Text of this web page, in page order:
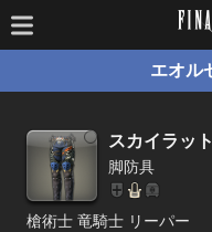
エオル
スカイラッ
脚防具
槍術士 竜騎士 リーパー